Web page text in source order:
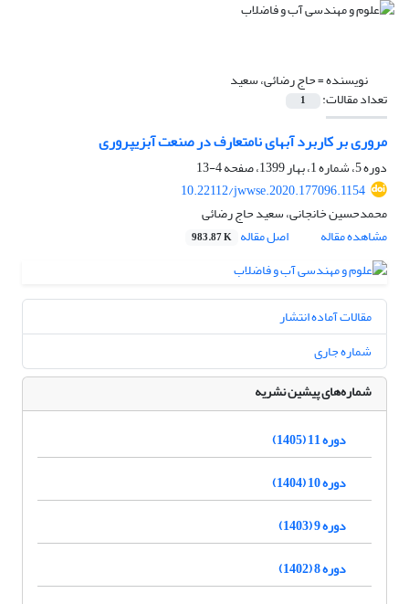
نویسنده =حاج رضائی، سعید
تعداد مقالات: 1
مروری بر کاربرد آب‎های نامتعارف در صنعت آبزی‎پروری
دوره 5، شماره 1، بهار 1399، صفحه
4-13
10.22112/jwwse.2020.177096.1154
محمدحسین خانجانی، سعید حاج رضائی
مشاهده مقاله
اصل مقاله 983.87 K
مقالات آماده انتشار
شماره جاری
شماره‌های پیشین نشریه
دوره 11 (1405)
دوره 10 (1404)
دوره 9 (1403)
دوره 8 (1402)